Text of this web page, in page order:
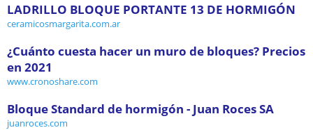
LADRILLO BLOQUE PORTANTE 13 DE HORMIGÓN
ceramicosmargarita.com.ar
¿Cuánto cuesta hacer un muro de bloques? Precios
en 2021
www.cronoshare.com
Bloque Standard de hormigón - Juan Roces SA
juanroces.com